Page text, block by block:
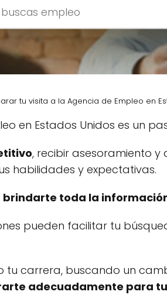
tu visita a la Agencia de Empleo en
en Estados Unidos es un
, recibir asesoramiento
habilidades y expectativas.
brindarte toda la
pueden facilitar tu
tu carrera, buscando un
adecuadamente para